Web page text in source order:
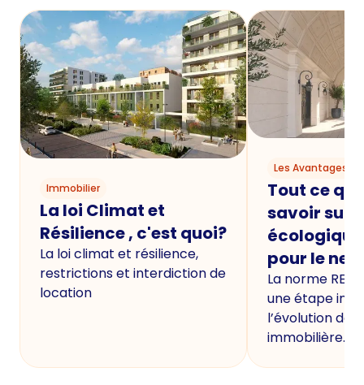
Immobilier
La loi Climat et
Résilience , c'est quoi?
La loi climat et résilience,
restrictions et interdiction de
location
Les Avantages
Tout ce
savoir sur
écologique
pour le
La norme
une étape
l’évolution de
immobilière.